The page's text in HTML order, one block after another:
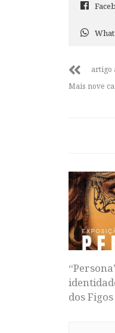
artigo
Mais nove
dos Figos